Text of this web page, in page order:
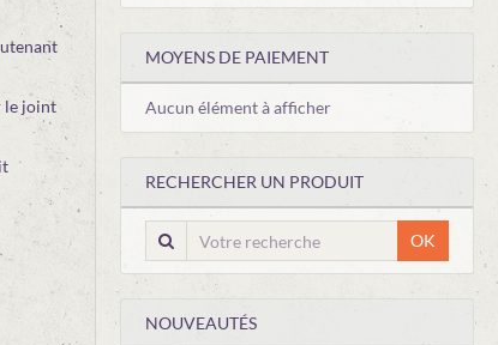
le joint
MOYENS DE PAIEMENT
Aucun élément à afficher
RECHERCHER UN PRODUIT
OK
NOUVEAUTÉS